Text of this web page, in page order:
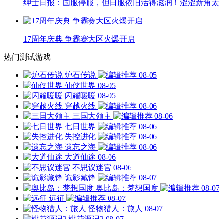
绅士日报：国服停服，但日服依旧活得滋润！涩涩新角
17周年庆典 争霸赛大区火爆开启
热门测试游戏
炉石传说
08-05
仙侠世界 08-05
闪耀暖暖 08-05
穿越火线
08-06
三国大领主
08-06
七日世界
08-06
失控进化
08-06
遗忘之海
08-06
大道仙途 08-06
不思议迷宫 08-06
诡影藏锋
08-07
奥比岛：梦想国度
08-07
远征
08-07
怪物猎人：旅人 08-07